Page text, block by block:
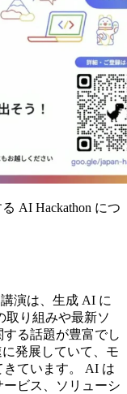
AI Hackathon につ
講演は、生成 AI に
取り組みや最新ソ
る話題が豊富でし
発展していて、モ
ています。 AI は
ビス、ソリューシ